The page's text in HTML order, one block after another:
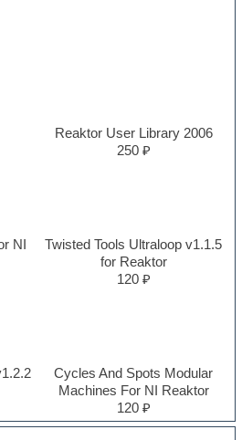
Reaktor User Library 2006
250 ₽
NI
Twisted Tools Ultraloop v1.1.5
for Reaktor
120 ₽
Cycles And Spots Modular
Machines For NI Reaktor
120 ₽